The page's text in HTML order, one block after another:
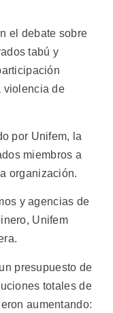
el debate sobre
tabú y
violencia de
por Unifem, la
miembros a
organización.
y agencias de
Unifem
presupuesto de
totales de
aumentando: